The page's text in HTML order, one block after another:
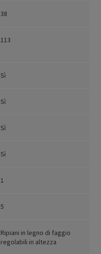
38
113
Sì
Sì
Sì
Sì
1
5
Ripiani in legno di faggio
regolabili in altezza